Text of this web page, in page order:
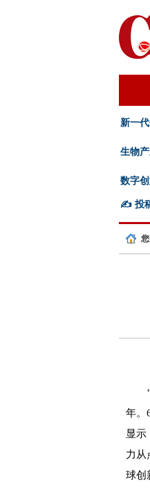
新一
生物
数字
✍️ 投
年。
显示
力从
球创